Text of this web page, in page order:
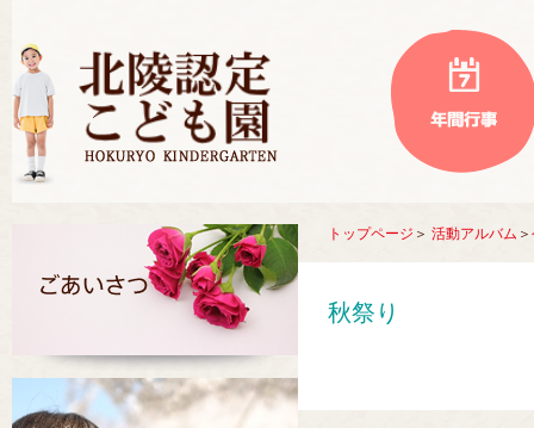
トップページ ＞ 活動アルバム ＞
秋祭り